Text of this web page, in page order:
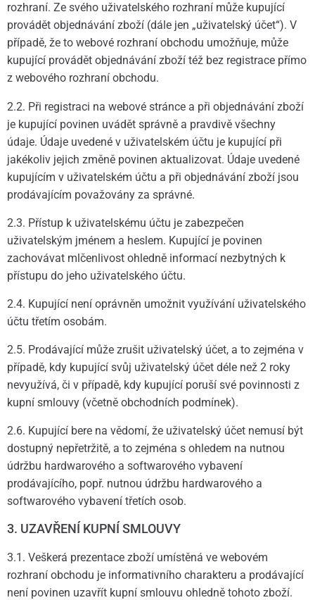
rozhraní. Ze svého uživatelského rozhraní může kupující
provádět objednávání zboží (dále jen „uživatelský účet“). V
případě, že to webové rozhraní obchodu umožňuje, může
kupující provádět objednávání zboží též bez registrace přímo
z webového rozhraní obchodu.
2.2. Při registraci na webové stránce a při objednávání zboží
je kupující povinen uvádět správně a pravdivě všechny
údaje. Údaje uvedené v uživatelském účtu je kupující při
jakékoliv jejich změně povinen aktualizovat. Údaje uvedené
kupujícím v uživatelském účtu a při objednávání zboží jsou
prodávajícím považovány za správné.
2.3. Přístup k uživatelskému účtu je zabezpečen
uživatelským jménem a heslem. Kupující je povinen
zachovávat mlčenlivost ohledně informací nezbytných k
přístupu do jeho uživatelského účtu.
2.4. Kupující není oprávněn umožnit využívání uživatelského
účtu třetím osobám.
2.5. Prodávající může zrušit uživatelský účet, a to zejména v
případě, kdy kupující svůj uživatelský účet déle než 2 roky
nevyužívá, či v případě, kdy kupující poruší své povinnosti z
kupní smlouvy (včetně obchodních podmínek).
2.6. Kupující bere na vědomí, že uživatelský účet nemusí být
dostupný nepřetržitě, a to zejména s ohledem na nutnou
údržbu hardwarového a softwarového vybavení
prodávajícího, popř. nutnou údržbu hardwarového a
softwarového vybavení třetích osob.
3. UZAVŘENÍ KUPNÍ SMLOUVY
3.1. Veškerá prezentace zboží umístěná ve webovém
rozhraní obchodu je informativního charakteru a prodávající
není povinen uzavřít kupní smlouvu ohledně tohoto zboží.